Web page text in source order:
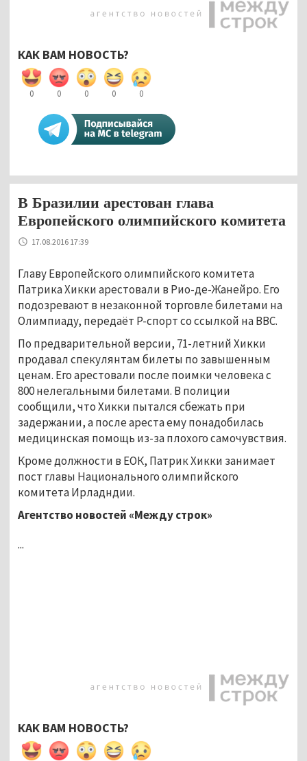
КАК ВАМ НОВОСТЬ?
0 0 0 0 0
В Бразилии арестован глава
Европейского олимпийского комитета
17.08.2016 17:39
Главу Европейского олимпийского комитета
Патрика Хикки арестовали в Рио-де-Жанейро. Его
подозревают в незаконной торговле билетами на
Олимпиаду, передаёт Р-спорт со ссылкой на BBC.
По предварительной версии, 71-летний Хикки
продавал спекулянтам билеты по завышенным
ценам. Его арестовали после поимки человека с
800 нелегальными билетами. В полиции
сообщили, что Хикки пытался сбежать при
задержании, а после ареста ему понадобилась
медицинская помощь из-за плохого самочувствия.
Кроме должности в ЕОК, Патрик Хикки занимает
пост главы Национального олимпийского
комитета Ирладндии.
Агентство новостей «Между строк»
...
КАК ВАМ НОВОСТЬ?